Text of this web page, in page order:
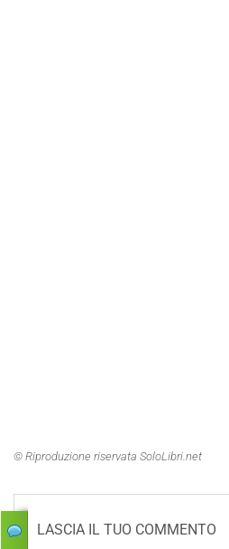
© Riproduzione riservata SoloLibri.net
LASCIA IL TUO COMMENTO